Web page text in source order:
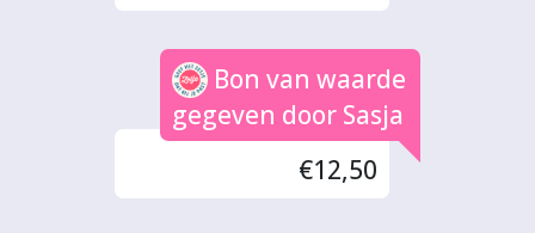
Bon van waarde
gegeven door Sasja
€12,50